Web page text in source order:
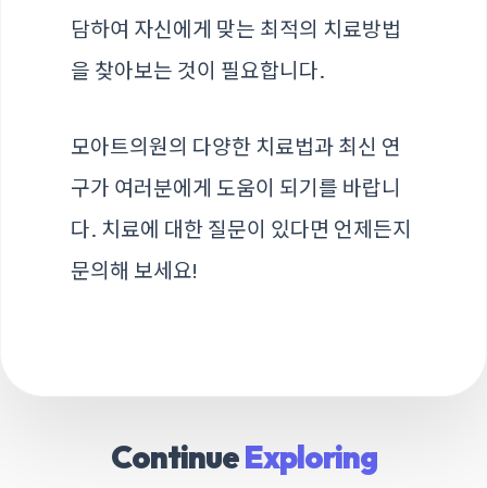
담하여 자신에게 맞는 최적의 치료방법
을 찾아보는 것이 필요합니다.
모아트의원의 다양한 치료법과 최신 연
구가 여러분에게 도움이 되기를 바랍니
다. 치료에 대한 질문이 있다면 언제든지
문의해 보세요!
ContinueExploring